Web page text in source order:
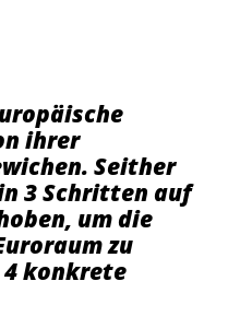
ihrer
Seither
3 Schritten auf
um die
zu
konkrete